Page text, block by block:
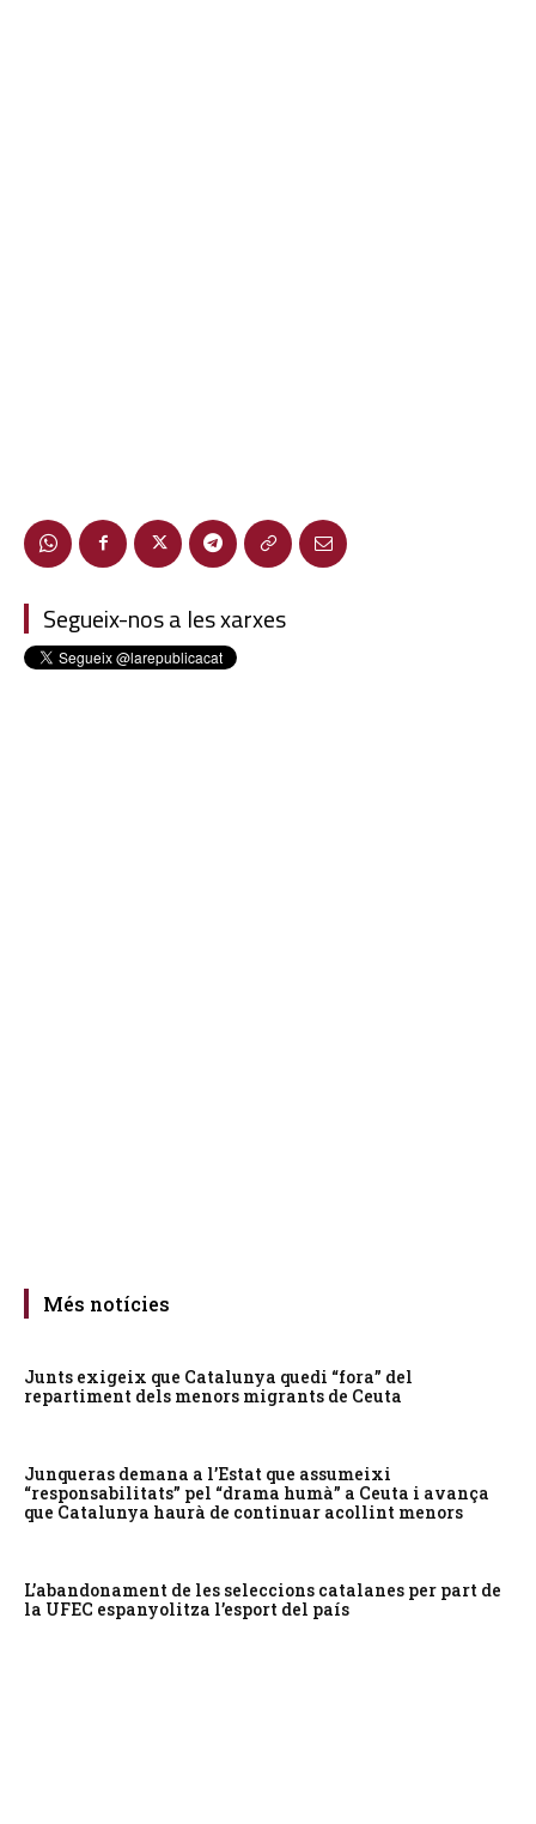
Segueix-nos a les xarxes
Més notícies
Junts exigeix que Catalunya quedi “fora” del
repartiment dels menors migrants de Ceuta
Junqueras demana a l’Estat que assumeixi
“responsabilitats” pel “drama humà” a Ceuta i avança
que Catalunya haurà de continuar acollint menors
L’abandonament de les seleccions catalanes per part de
la UFEC espanyolitza l’esport del país